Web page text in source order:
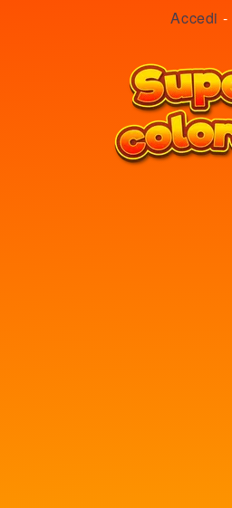
Accedi -